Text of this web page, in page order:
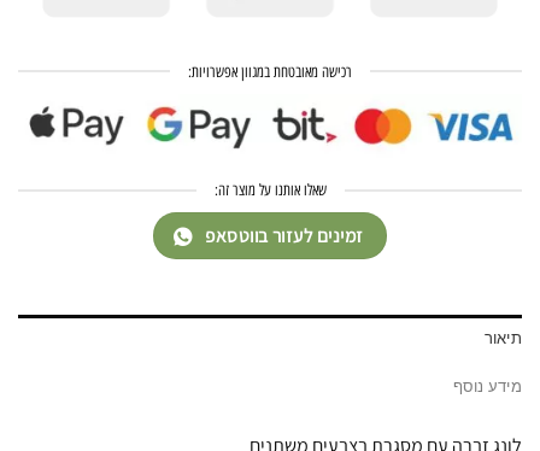
רכישה מאובטחת במגוון אפשרויות:
שאלו אותנו על מוצר זה:
זמינים לעזור בווטסאפ
תיאור
מידע נוסף
לונג זברה עם מסגרת בצבעים משתנים